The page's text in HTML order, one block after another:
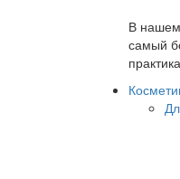
В нашем
самый